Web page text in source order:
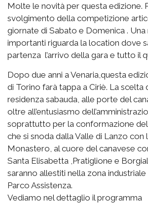
Molte le novità per questa edizione.
svolgimento della competizione
giornate di Sabato e Domenica . Una
importanti riguarda la location dove
partenza l’arrivo della gara e tutto il
Dopo due anni a Venaria,questa
di Torino farà tappa a Ciriè. La scelta
residenza sabauda, alle porte del
oltre all’entusiasmo
soprattutto per la conformazione
che si snoda dalla Valle di Lanzo con
Monastero, al cuore del canavese
Santa Elisabetta ,Pratiglione e
saranno allestiti nella zona industriale
Parco Assistenza.
Vediamo nel dettaglio il programma